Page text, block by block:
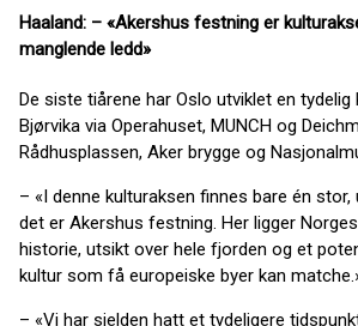
Haaland: – «Akershus festning er
manglende ledd»
De siste tiårene har Oslo utviklet en
Bjørvika via Operahuset, MUNCH og
Rådhusplassen, Aker brygge og
– «I denne kulturaksen finnes bare én
det er Akershus festning. Her ligger
historie, utsikt over hele fjorden og et
kultur som få europeiske byer kan
– «Vi har sjelden hatt et tydeligere